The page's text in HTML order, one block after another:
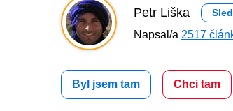
Petr Liška
Napsal/a 2517
Byl jsem tam Chci tam